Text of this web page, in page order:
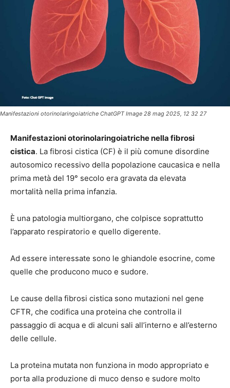
Manifestazioni otorinolaringoiatriche ChatGPT Image 28 mag 2025, 12 32 27
Manifestazioni otorinolaringoiatriche nella fibrosi
cistica. La fibrosi cistica (CF) è il più comune disordine
autosomico recessivo della popolazione caucasica e nella
prima metà del 19° secolo era gravata da elevata
mortalità nella prima infanzia.
È una patologia multiorgano, che colpisce soprattutto
l’apparato respiratorio e quello digerente.
Ad essere interessate sono le ghiandole esocrine, come
quelle che producono muco e sudore.
Le cause della fibrosi cistica sono mutazioni nel gene
CFTR, che codifica una proteina che controlla il
passaggio di acqua e di alcuni sali all’interno e all’esterno
delle cellule.
La proteina mutata non funziona in modo appropriato e
porta alla produzione di muco denso e sudore molto